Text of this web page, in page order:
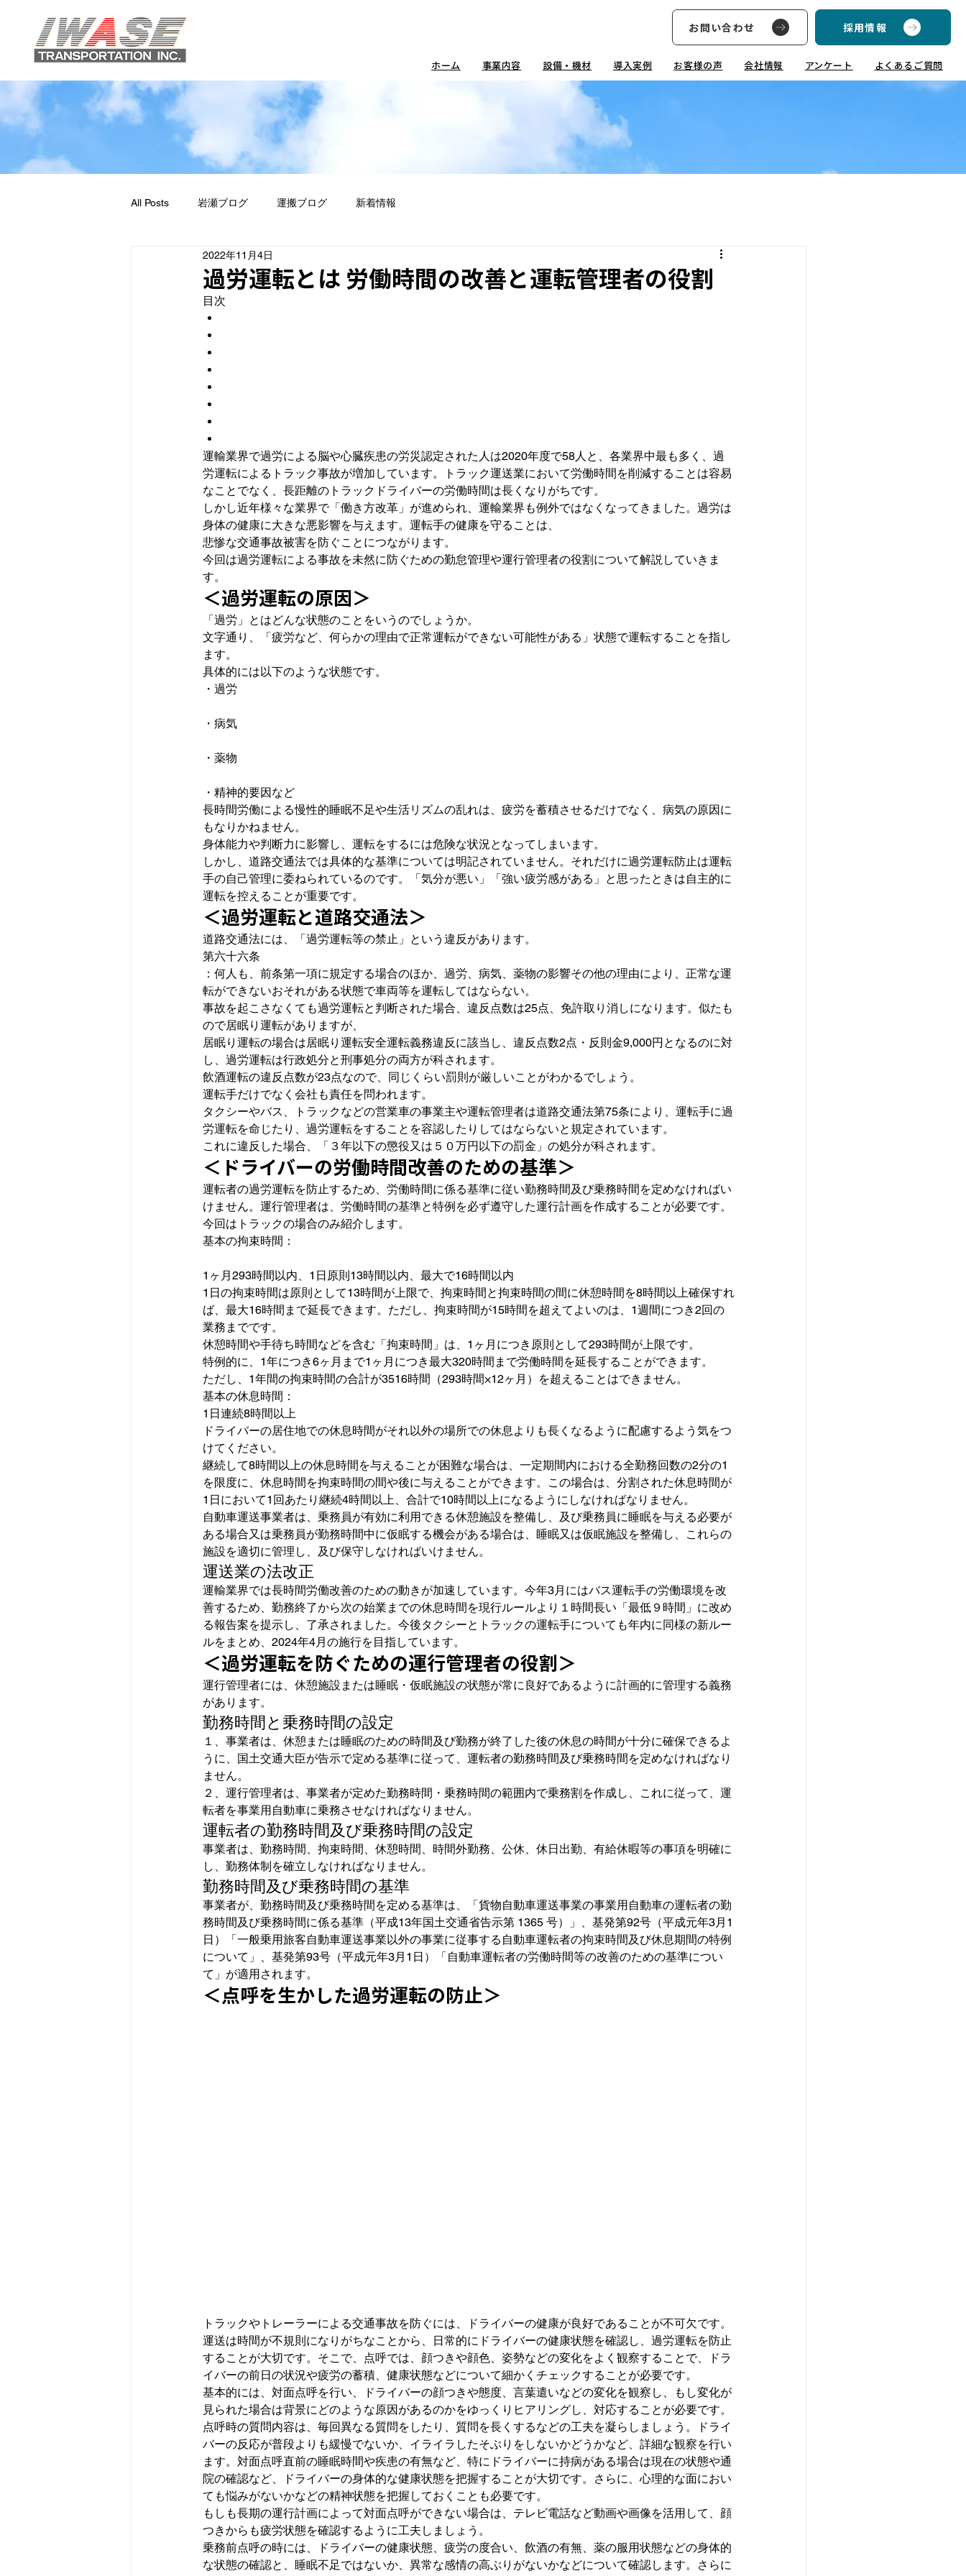
お問い合わせ 採用情報
ホーム 事業内容 設備・機材 導入実例 お客様の声 会社情報 アンケート よくあるご質問
All Posts 岩瀬ブログ 運搬ブログ 新着情報
過労運転とは 労働時間の改善と運転管理者の役割
2022年11月4日
目次
運輸業界で過労による脳や心臓疾患の労災認定された人は2020年度で58人と、各業界中最も多く、過
労運転によるトラック事故が増加しています。トラック運送業において労働時間を削減することは容易
なことでなく、長距離のトラックドライバーの労働時間は長くなりがちです。
しかし近年様々な業界で「働き方改革」が進められ、運輸業界も例外ではなくなってきました。過労は
身体の健康に大きな悪影響を与えます。運転手の健康を守ることは、
悲惨な交通事故被害を防ぐことにつながります。
今回は過労運転による事故を未然に防ぐための勤怠管理や運行管理者の役割について解説していきま
す。
＜過労運転の原因＞
「過労」 とはどんな状態のことをいうのでしょうか。
文字通り、
「疲労など、何らかの理由で正常運転ができない可能性がある」 状態で運転することを指し
ます。
具体的には以下のような状態です。
・病気
・薬物
・精神的要因など
長時間労働による慢性的睡眠不足や生活リズムの乱れは、疲労を蓄積させるだけでなく、病気の原因に
もなりかねません。
身体能力や判断力に影響し、運転をするには危険な状況となってしまいます。
しかし、道路交通法では具体的な基準については明記されていません。それだけに過労運転防止は運転
手の自己管理に委ねられているのです。「気分が悪い」「強い疲労感がある」と思ったときは自主的に
運転を控えることが重要です。
＜過労運転と道路交通法＞
道路交通法には、 「過労運転等の禁止」 という違反があります。
第六十六条
：何人も、前条第一項に規定する場合のほか、過労、病気、薬物の影響その他の理由により、正常な運
転ができないおそれがある状態で車両等を運転してはならない。
事故を起こさなくても過労運転と判断された場合、違反点数は25点、免許取り消しになります。似たも
ので居眠り運転がありますが、
居眠り運転の場合は居眠り運転安全運転義務違反に該当し、違反点数2点・反則金9,000円となるのに対
し、過労運転は行政処分と刑事処分の両方が科されます。
飲酒運転の違反点数が23点なので、同じくらい罰則が厳しいことがわかるでしょう。
運転手だけでなく会社も責任を問われます。
タクシーやバス、トラックなどの営業車の事業主や運転管理者は道路交通法第75条により、運転手に過
労運転を命じたり、過労運転をすることを容認したりしてはならないと規定されています。
これに違反した場合、「３年以下の懲役又は５０万円以下の罰金」の処分が科されます。
＜ドライバーの労働時間改善のための基準＞
運転者の過労運転を防止するため、労働時間に係る基準に従い勤務時間及び乗務時間を定めなければい
けません。運行管理者は、労働時間の基準と特例を必ず遵守した運行計画を作成することが必要です。
今回はトラックの場合のみ紹介します。
1ヶ月293時間以内、1日原則13時間以内、最大で16時間以内
1日の拘束時間は原則として13時間が上限で、拘束時間と拘束時間の間に休憩時間を8時間以上確保すれ
ば、最大16時間まで延長できます。ただし、拘束時間が15時間を超えてよいのは、1週間につき2回の
業務までです。
休憩時間や手待ち時間などを含む「拘束時間」は、1ヶ月につき原則として293時間が上限です。
特例的に、1年につき6ヶ月まで1ヶ月につき最大320時間まで労働時間を延長することができます。
ただし、1年間の拘束時間の合計が3516時間（293時間×12ヶ月）を超えることはできません。
基本の休息時間：
1日連続8時間以上
ドライバーの居住地での休息時間がそれ以外の場所での休息よりも長くなるように配慮するよう気をつ
けてください。
継続して8時間以上の休息時間を与えることが困難な場合は、一定期間内における全勤務回数の2分の1
を限度に、休息時間を拘束時間の間や後に与えることができます。この場合は、分割された休息時間が
1日において1回あたり継続4時間以上、合計で10時間以上になるようにしなければなりません。
自動車運送事業者は、乗務員が有効に利用できる休憩施設を整備し、及び乗務員に睡眠を与える必要が
ある場合又は乗務員が勤務時間中に仮眠する機会がある場合は、睡眠又は仮眠施設を整備し、これらの
施設を適切に管理し、及び保守しなければいけません。
運送業の法改正
運輸業界では長時間労働改善のための動きが加速しています。今年3月にはバス運転手の労働環境を改
善するため、勤務終了から次の始業までの休息時間を現行ルールより１時間長い「最低９時間」に改め
る報告案を提示し、了承されました。今後タクシーとトラックの運転手についても年内に同様の新ルー
ルをまとめ、2024年4月の施行を目指しています。
＜過労運転を防ぐための運行管理者の役割＞
運行管理者には、休憩施設または睡眠・仮眠施設の状態が常に良好であるように計画的に管理する義務
があります。
勤務時間と乗務時間の設定
１、事業者は、休憩または睡眠のための時間及び勤務が終了した後の休息の時間が十分に確保できるよ
うに、国土交通大臣が告示で定める基準に従って、運転者の勤務時間及び乗務時間を定めなければなり
ません。
２、運行管理者は、事業者が定めた勤務時間・乗務時間の範囲内で乗務割を作成し、これに従って、運
転者を事業用自動車に乗務させなければなりません。
運転者の勤務時間及び乗務時間の設定
事業者は、勤務時間、拘束時間、休憩時間、時間外勤務、公休、休日出勤、有給休暇等の事項を明確に
し、勤務体制を確立しなければなりません。
勤務時間及び乗務時間の基準
事業者が、勤務時間及び乗務時間を定める基準は、「貨物自動車運送事業の事業用自動車の運転者の勤
務時間及び乗務時間に係る基準（平成13年国土交通省告示第 1365 号）」、基発第92号（平成元年3月1
日）「一般乗用旅客自動車運送事業以外の事業に従事する自動車運転者の拘束時間及び休息期間の特例
について」、基発第93号（平成元年3月1日）「自動車運転者の労働時間等の改善のための基準につい
て」が適用されます。
＜点呼を生かした過労運転の防止＞
トラックやトレーラーによる交通事故を防ぐには、ドライバーの健康が良好であることが不可欠です。
運送は時間が不規則になりがちなことから、日常的にドライバーの健康状態を確認し、過労運転を防止
することが大切です。そこで、点呼では、顔つきや顔色、姿勢などの変化をよく観察することで、ドラ
イバーの前日の状況や疲労の蓄積、健康状態などについて細かくチェックすることが必要です。
基本的には、 対面点呼を行い、ドライバーの顔つきや態度、言葉遣いなどの変化を観察し、もし変化が
見られた場合は背景にどのような原因があるのかをゆっくりヒアリングし、対応することが必要です。
点呼時の質問内容は、毎回異なる質問をしたり、質問を長くするなどの工夫を凝らしましょう。ドライ
バーの反応が普段よりも緩慢でないか、イライラしたそぶりをしないかどうかなど、詳細な観察を行い
ます。対面点呼直前の睡眠時間や疾患の有無など、特にドライバーに持病がある場合は現在の状態や通
院の確認など、ドライバーの身体的な健康状態を把握することが大切です。さらに、心理的な面におい
ても悩みがないかなどの精神状態を把握しておくことも必要です。
もしも長期の運行計画によって対面点呼ができない場合は、テレビ電話など動画や画像を活用して、顔
つきからも疲労状態を確認するように工夫しましょう。
乗務前点呼の時には、ドライバーの健康状態、疲労の度合い、飲酒の有無、薬の服用状態などの身体的
な状態の確認と、睡眠不足ではないか、異常な感情の高ぶりがないかなどについて確認します。さらに